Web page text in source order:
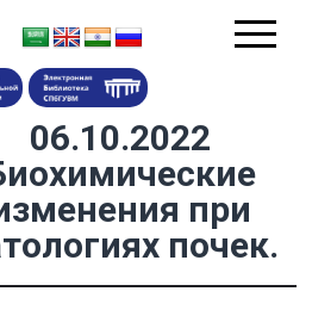
06.10.2022
при
почек.